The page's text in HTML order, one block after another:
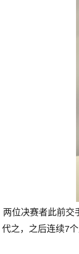
两位决赛者此前交
代之，之后连续7